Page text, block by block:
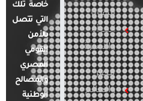
قضايا
المرأة
والأسرة
مصر
والعالم
خاصة تلك
التي تتصل
بالأمن
القومي
المصري
والمصالح
الوطنية